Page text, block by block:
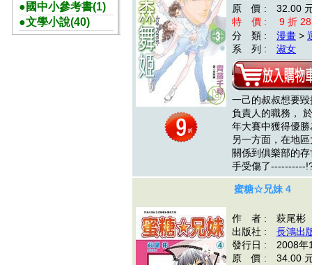
●國中小參考書(1)
●文學小說(40)
原 價 : 32.00
特 價 : 9 折
分 類 : 漫畫 >
系 列 : 淑女
一己的叔叔想要
負責人的職務，
年大賽中獲得優
另一方面，在地
關係到俱樂部的
手受傷了
蜜糖☆兄妹 4
作 者 : 萩尾彬
出版社 : 長鴻出
發行日 : 2008年
原 價 : 34.00